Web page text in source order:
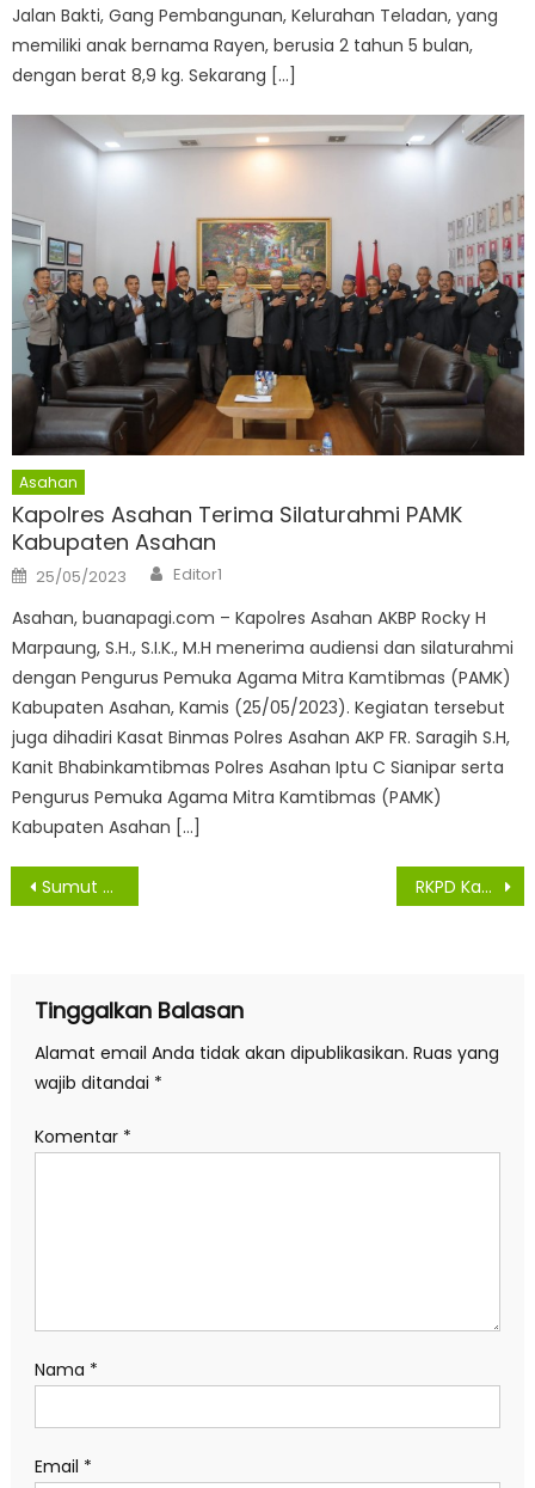
Jalan Bakti, Gang Pembangunan, Kelurahan Teladan, yang
memiliki anak bernama Rayen, berusia 2 tahun 5 bulan,
dengan berat 8,9 kg. Sekarang […]
Asahan
Kapolres Asahan Terima Silaturahmi PAMK
Kabupaten Asahan
Posted
on
25/05/2023 Author
Editor1
Asahan, buanapagi.com – Kapolres Asahan AKBP Rocky H
Marpaung, S.H., S.I.K., M.H menerima audiensi dan silaturahmi
dengan Pengurus Pemuka Agama Mitra Kamtibmas (PAMK)
Kabupaten Asahan, Kamis (25/05/2023). Kegiatan tersebut
juga dihadiri Kasat Binmas Polres Asahan AKP FR. Saragih S.H,
Kanit Bhabinkamtibmas Polres Asahan Iptu C Sianipar serta
Pengurus Pemuka Agama Mitra Kamtibmas (PAMK)
Kabupaten Asahan […]
Navigasi
Sumut Fashion Week 2022 Dibuka, Gubsu Optimis Peragaan Busana Bisa Dongkrak Ekonomi RKPD Kabupaten Sergai Fokuskan Pembangunan Infrastruktur Jalan
Tinggalkan Balasan
Alamat email Anda tidak akan dipublikasikan. Ruas yang
wajib ditandai *
Komentar *
Nama *
Email *